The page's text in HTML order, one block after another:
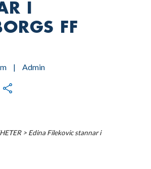
I
FF
| Admin
> Edina Filekovic stannar i